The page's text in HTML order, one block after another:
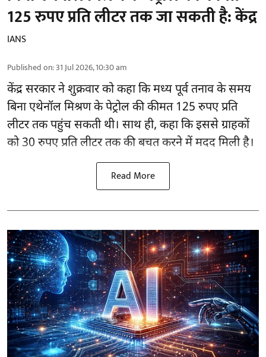
125 रुपए प्रति लीटर तक जा सकती है: केंद्र
IANS
Published on:31 Jul 2026, 10:30 am
केंद्र सरकार ने शुक्रवार को कहा कि मध्य पूर्व तनाव के समय
बिना एथेनॉल मिश्रण के पेट्रोल की कीमत 125 रुपए प्रति
लीटर तक पहुंच सकती थी। साथ ही, कहा कि इससे ग्राहकों
को 30 रुपए प्रति लीटर तक की बचत करने में मदद मिली है।
Read More